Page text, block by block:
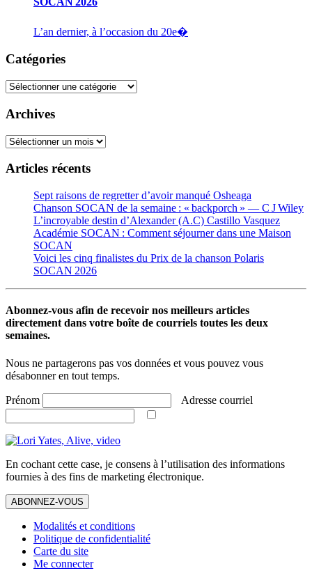
L’an dernier, à l’occasion du 20e�
Catégories
Catégories
Archives
Archives
Articles récents
Sept raisons de regretter d’avoir manqué Osheaga
Chanson SOCAN de la semaine : « backporch » — C J Wiley
L’incroyable destin d’Alexander (A.C) Castillo Vasquez
Académie SOCAN : Comment séjourner dans une Maison
SOCAN
Voici les cinq finalistes du Prix de la chanson Polaris
SOCAN 2026
Abonnez-vous afin de recevoir nos meilleurs articles
directement dans votre boîte de courriels toutes les deux
semaines.
Nous ne partagerons pas vos données et vous pouvez vous
désabonner en tout temps.
Prénom Adresse courriel
En cochant cette case, je consens à l’utilisation des informations
fournies à des fins de marketing électronique.
ABONNEZ-VOUS
Modalités et conditions
Politique de confidentialité
Carte du site
Me connecter